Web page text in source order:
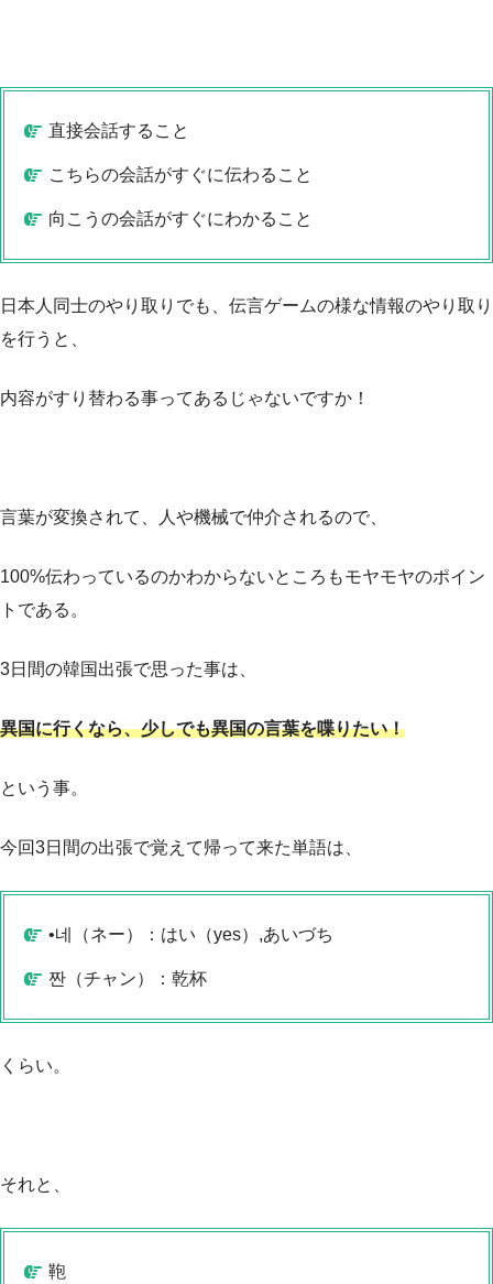
直接会話すること
こちらの会話がすぐに伝わること
向こうの会話がすぐにわかること
日本人同士のやり取りでも、伝言ゲームの様な情報のやり取り
を行うと、
内容がすり替わる事ってあるじゃないですか！
言葉が変換されて、人や機械で仲介されるので、
100%伝わっているのかわからないところもモヤモヤのポイン
トである。
3日間の韓国出張で思った事は、
異国に行くなら、少しでも異国の言葉を喋りたい！
という事。
今回3日間の出張で覚えて帰って来た単語は、
•네（ネー）：はい（yes）,あいづち
짠（チャン）：乾杯
くらい。
それと、
鞄